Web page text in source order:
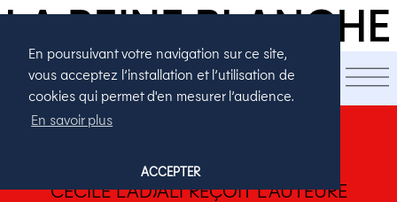
LA SAISON
En poursuivant votre navigation sur ce site,
vous acceptez l’installation et l’utilisation de
cookies qui permet d'en mesurer l’audience.
En savoir plus
ACCEPTER
EN CHAIR ET EN TEXTES
NANCY HUSTON
CÉCILE LADJALI REÇOIT L’AUTEURE